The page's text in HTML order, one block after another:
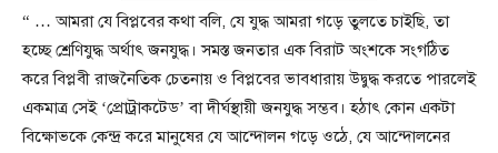
“ … আমরা যে বিপ্লবের কথা বলি, যে যুদ্ধ আমরা গড়ে তুলতে চাইছি, তা
হচ্ছে শ্রেণিযুদ্ধ অর্থাৎ জনযুদ্ধ। সমস্ত জনতার এক বিরাট অংশকে সংগঠিত
করে বিপ্লবী রাজনৈতিক চেতনায় ও বিপ্লবের ভাবধারায় উদ্বুদ্ধ করতে পারলেই
একমাত্র সেই ‘প্রোট্রাকটেড’ বা দীর্ঘস্থায়ী জনযুদ্ধ সম্ভব। হঠাৎ কোন একটা
বিক্ষোভকে কেন্দ্র করে মানুষের যে আন্দোলন গড়ে ওঠে, যে আন্দোলনের